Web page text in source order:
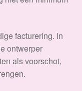
facturering. In
ontwerper
als voorschot,